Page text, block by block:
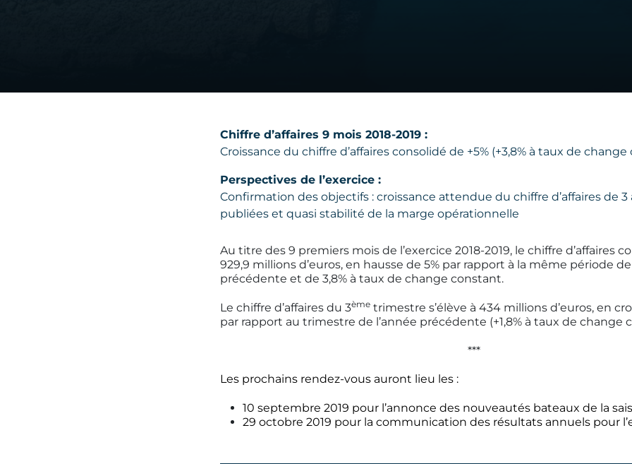
Chiffre d’affaires 9 mois 2018-2019 :
Croissance du chiffre d’affaires consolidé de +5% (+3,8% à taux de
Perspectives de l’exercice :
Confirmation des objectifs : croissance attendue du chiffre d’affaires de 3
publiées et quasi stabilité de la marge opérationnelle
Au titre des 9 premiers mois de l’exercice 2018-2019, le chiffre d’affaires
929,9 millions d’euros, en hausse de 5% par rapport à la même période de
précédente et de 3,8% à taux de change constant.
Le chiffre d’affaires du 3ème trimestre s’élève à 434 millions d’euros, en
par rapport au trimestre de l’année précédente (+1,8% à taux de change
***
Les prochains rendez-vous auront lieu les :
10 septembre 2019 pour l’annonce des nouveautés bateaux de la
29 octobre 2019 pour la communication des résultats annuels pour